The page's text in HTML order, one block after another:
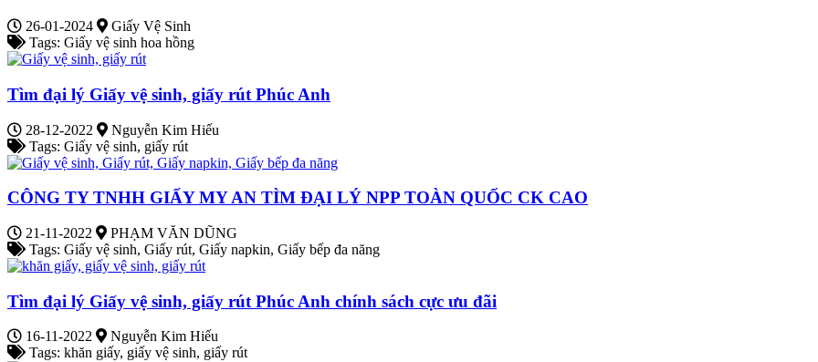
26-01-2024
Giấy Vệ Sinh
Tags: Giấy vệ sinh hoa hồng
Tìm đại lý Giấy vệ sinh, giấy rút Phúc Anh
28-12-2022
Nguyễn Kim Hiếu
Tags: Giấy vệ sinh, giấy rút
CÔNG TY TNHH GIẤY MY AN TÌM ĐẠI LÝ NPP TOÀN QUỐC CK CAO
21-11-2022
PHẠM VĂN DŨNG
Tags: Giấy vệ sinh, Giấy rút, Giấy napkin, Giấy bếp đa năng
Tìm đại lý Giấy vệ sinh, giấy rút Phúc Anh chính sách cực ưu đãi
16-11-2022
Nguyễn Kim Hiếu
Tags: khăn giấy, giấy vệ sinh, giấy rút